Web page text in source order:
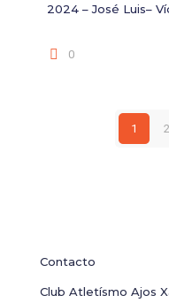
2024 – José Luis–
0
1 2
Contacto
Club Atletísmo Ajos